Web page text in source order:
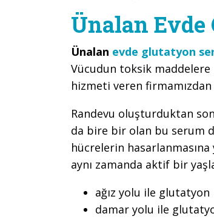
Ünalan
Ünalan evde glutatyon
Vücudun toksik maddelere
hizmeti veren
Randevu oluşturduktan
da bire bir olan bu serum
hücrelerin hasarlanmasına
aynı zamanda aktif bir
ağız yolu ile glutatyon
damar yolu ile